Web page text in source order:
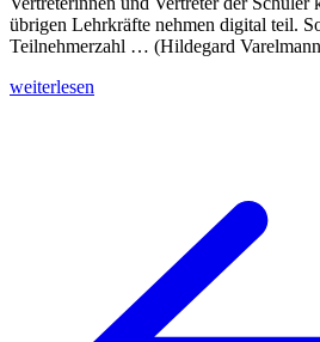
übrigen Lehrkräfte nehmen digital teil.
Teilnehmerzahl … (Hildegard
weiterlesen